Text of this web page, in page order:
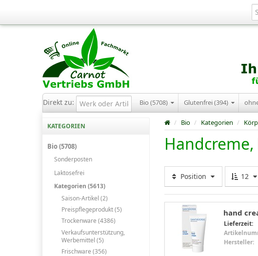
Direkt zu: Bio (5708) Glutenfrei (394)
KATEGORIEN
Bio (5708)
Sonderposten
Laktosefrei
Kategorien (5613)
Saison-Artikel (2)
Preispflegeprodukt (5)
Trockenware (4386)
Verkaufsunterstützung,
Werbemittel (5)
Frischware (356)
/ Bio / Kategorien /
Position 12
hand
Lieferzeit:
Hersteller: